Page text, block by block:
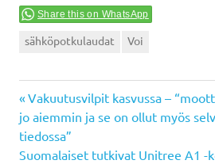
Share this on WhatsApp
sähköpotkulaudat Voi
Artikkelien
selaus
Previous
Post:
Vakuutusvilpit kasvussa –
jo aiemmin ja se on ollut myös
tiedossa”
Next
Suomalaiset tutkivat Unitree A1 -